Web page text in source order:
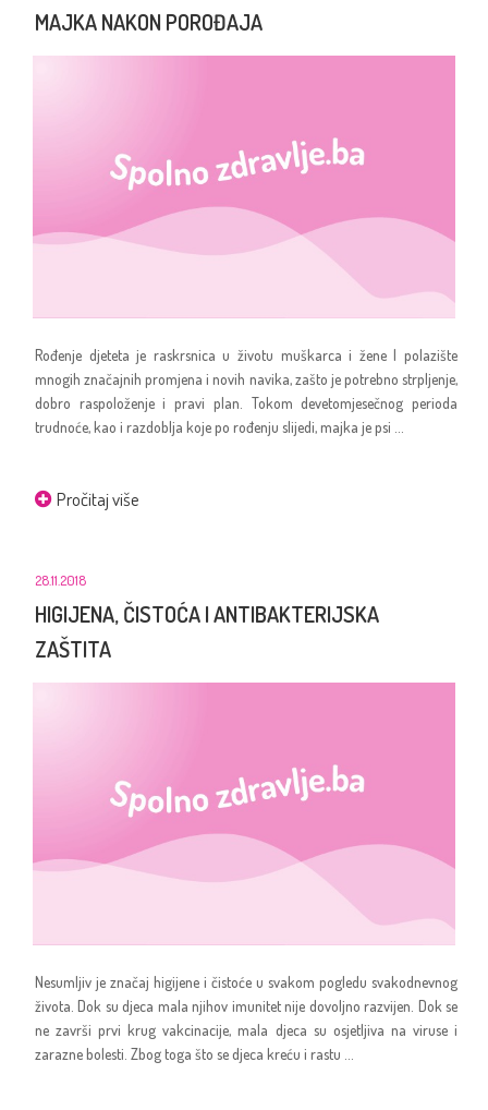
MAJKA NAKON POROĐAJA
Rođenje djeteta je raskrsnica u životu muškarca i žene I polazište
mnogih značajnih promjena i novih navika, zašto je potrebno strpljenje,
dobro raspoloženje i pravi plan. Tokom devetomjesečnog perioda
trudnoće, kao i razdoblja koje po rođenju slijedi, majka je psi ...
Pročitaj više
28.11.2018
HIGIJENA, ČISTOĆA I ANTIBAKTERIJSKA
ZAŠTITA
Nesumljiv je značaj higijene i čistoće u svakom pogledu svakodnevnog
života. Dok su djeca mala njihov imunitet nije dovoljno razvijen. Dok se
ne završi prvi krug vakcinacije, mala djeca su osjetljiva na viruse i
zarazne bolesti. Zbog toga što se djeca kreću i rastu ...